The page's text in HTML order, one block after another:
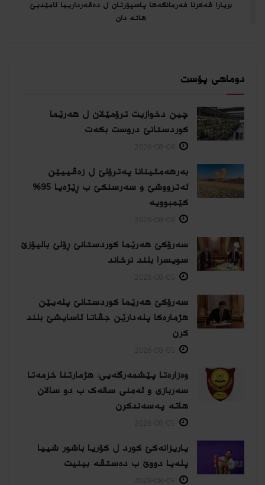
بریارا ڤەکرنا فەرمانگەها پاسپۆرتان ل ده‌ڤه‌ردارییا ئامێدیێ
هاتە دان
دوماهی پۆست
چین دخوازیت ترۆمێلان ل هەرێما
كوردستانێ دروست بكەت
بەرهەمئینانا په‌ترۆلێ ل زه‌ڤییێن
ئەترووشێ و سەرسنكێ ب ڕێژەیا 95%
كێمبوویە
سەرۆکێ هەرێما کوردستانێ ڕۆلێ بالیۆزێ
سویسرا بلند نرخاند
سەرۆکێ هەرێما کوردستانێ پلەیێن
هژمارەكا پلەدارێن جڤاتا ئاسایشێ بلند
كرن
وەزارەتا پێشمەرگەیی: هژمارتنا خزمەتا
سەربازی و ئەمنی سالەک ب دو سالان
هاتە پەسەندكرن
یاریزانەكێ کورد ل کۆریا باشور شییا
پلەیا دووێ ب دەستڤە بینیت